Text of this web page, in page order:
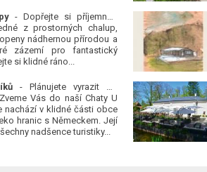
- Dopřejte si příjemnou
z prostorných chalup,
nádhernou přírodou a
zázemí pro fantastický
si klidné ráno...
- Plánujete vyrazit do
Vás do naší Chaty U
nachází v klidné části obce
hranic s Německem. Její
nadšence turistiky...